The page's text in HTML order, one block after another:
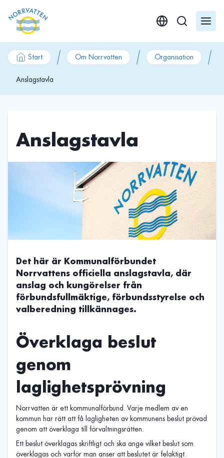
Start Om Norrvatten Organisation
Anslagstavla
Anslagstavla
Det här är Kommunalförbundet
Norrvattens officiella anslagstavla, där
anslag och kungörelser från
förbundsfullmäktige, förbundsstyrelse och
valberedning tillkännages.
Överklaga beslut
genom
laglighetsprövning
Norrvatten är ett kommunalförbund. Varje medlem av en
kommun har rätt att få lagligheten av kommunens beslut prövad
genom att överklaga till förvaltningsrätten.
Ett beslut överklagas skriftligt och ska ange vilket beslut som
överklagas och varför man anser att beslutet är felaktigt.